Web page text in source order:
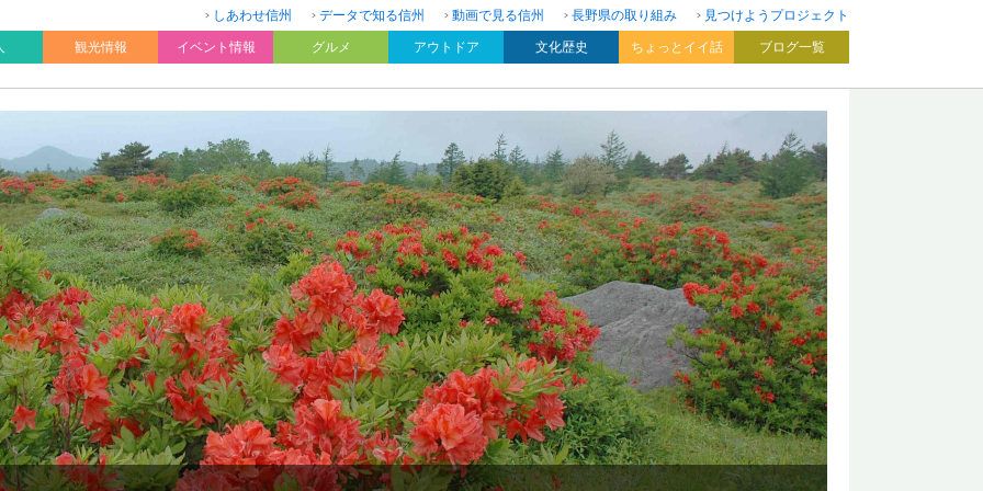
しあわせ信州 データで知る信州 動画で見る信州 長野県の取り組み
見つけようプロジェクト
観光情報 イベント情報 グルメ アウトドア 文化歴史 ちょっとイイ話 ブログ一覧